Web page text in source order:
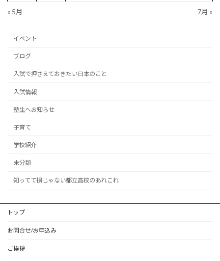
« 5月
7月 »
イベント
ブログ
入試で押さえておきたい日本のこと
入試情報
塾生へお知らせ
子育て
学校紹介
未分類
知ってて損じゃない都立高校のあれこれ
トップ
お問合せ/お申込み
ご挨拶